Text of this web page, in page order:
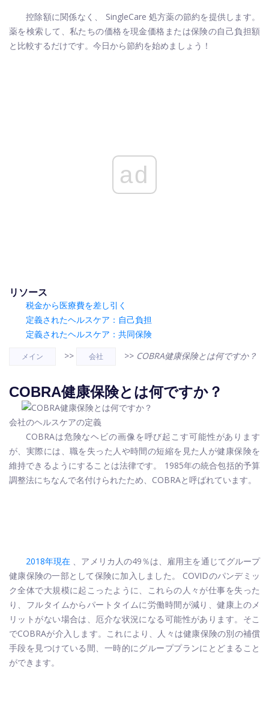
控除額に関係なく、 SingleCare 処方薬の節約を提供します。
薬を検索して、私たちの価格を現金価格または保険の自己負担額
と比較するだけです。今日から節約を始めましょう！
ad
リソース
税金から医療費を差し引く
定義されたヘルスケア：自己負担
定義されたヘルスケア：共同保険
メイン >> 会社 >> COBRA健康保険とは何ですか？
COBRA健康保険とは何ですか？
会社のヘルスケアの定義
COBRAは危険なヘビの画像を呼び起こす可能性があります
が、実際には、職を失った人や時間の短縮を見た人が健康保険を
維持できるようにすることは法律です。 1985年の統合包括的予算
調整法にちなんで名付けられたため、COBRAと呼ばれています。
2018年現在 、アメリカ人の49％は、雇用主を通じてグループ
健康保険の一部として保険に加入しました。 COVIDのパンデミッ
ク全体で大規模に起こったように、これらの人々が仕事を失った
り、フルタイムからパートタイムに労働時間が減り、健康上のメ
リットがない場合は、厄介な状況になる可能性があります。そこ
でCOBRAが介入します。これにより、人々は健康保険の別の補償
手段を見つけている間、一時的にグループプランにとどまること
ができます。